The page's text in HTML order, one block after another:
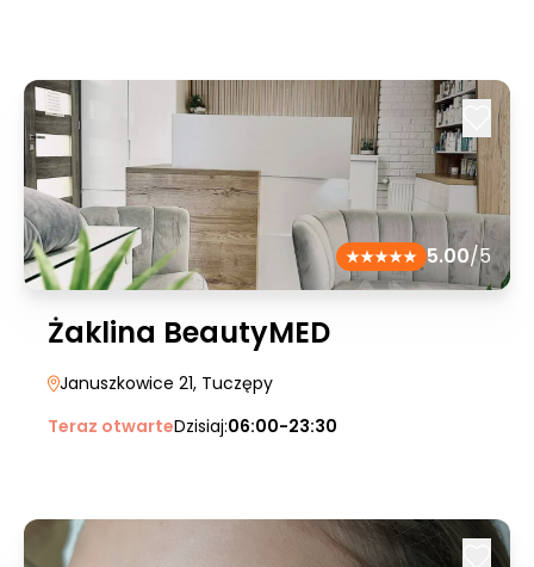
5.00/5
Żaklina BeautyMED
Januszkowice 21, Tuczępy
Teraz otwarteDzisiaj:06:00-23:30